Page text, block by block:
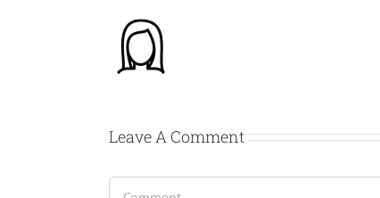
Leave A Comment
Comment